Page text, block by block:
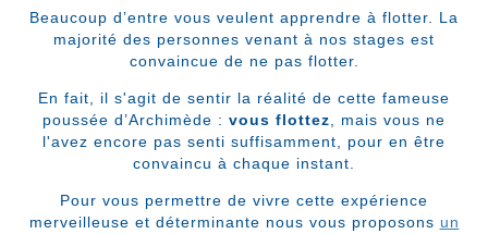
Beaucoup d’entre vous veulent apprendre à flotter. La
majorité des personnes venant à nos stages est
convaincue de ne pas flotter.
En fait, il s'agit de sentir la réalité de cette fameuse
poussée d’Archimède : vous flottez , mais vous ne
l'avez encore pas senti suffisamment, pour en être
convaincu à chaque instant.
Pour vous permettre de vivre cette expérience
merveilleuse et déterminante nous vous proposons un